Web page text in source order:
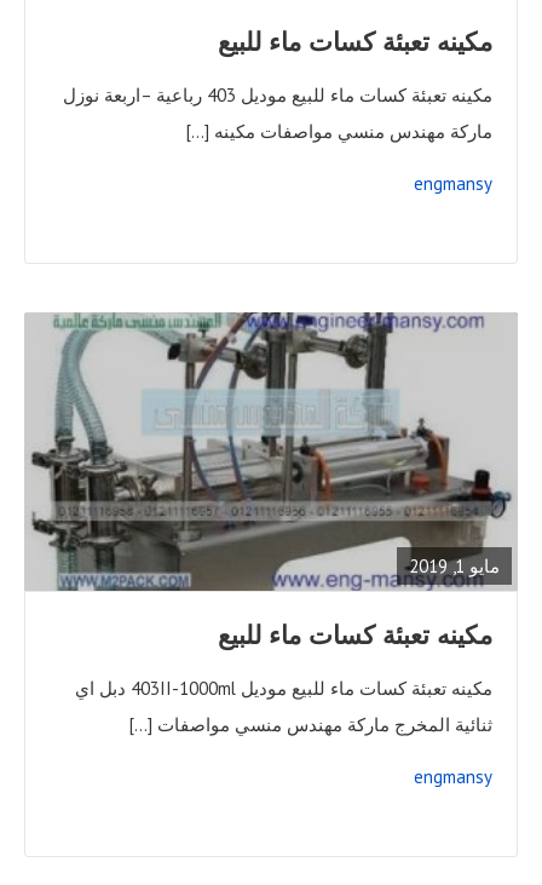
مكينه تعبئة كسات ماء للبيع
مكينه تعبئة كسات ماء للبيع موديل 403 رباعية –اربعة نوزل
ماركة مهندس منسي مواصفات مكينه […]
engmansy
مايو 1, 2019
READ
FULL
POST
مكينه تعبئة كسات ماء للبيع
مكينه تعبئة كسات ماء للبيع موديل 403II-1000ml دبل اي
ثنائية المخرج ماركة مهندس منسي مواصفات […]
engmansy